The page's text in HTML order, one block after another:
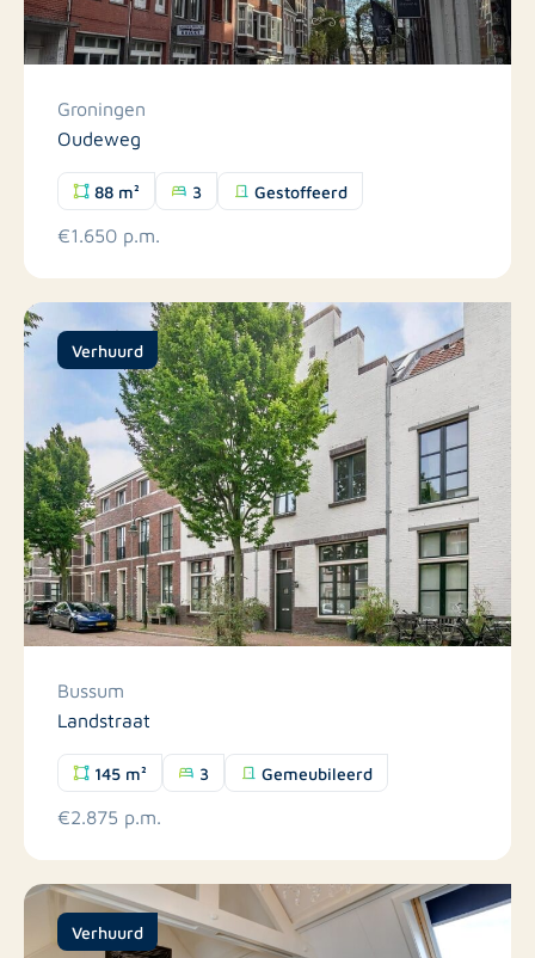
Groningen
Oudeweg
88 m² 3 Gestoffeerd
€1.650 p.m.
Verhuurd
Bussum
Landstraat
145 m² 3 Gemeubileerd
€2.875 p.m.
Verhuurd